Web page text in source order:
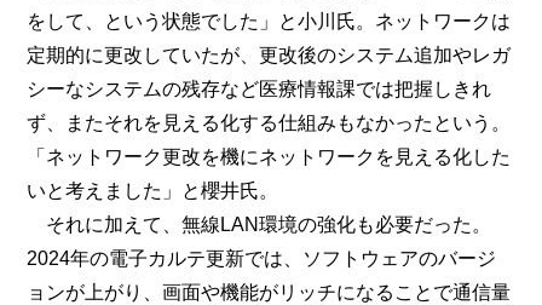
をして、という状態でした」と小川氏。ネットワークは
定期的に更改していたが、更改後のシステム追加やレガ
シーなシステムの残存など医療情報課では把握しきれ
ず、またそれを見える化する仕組みもなかったという。
「ネットワーク更改を機にネットワークを見える化した
いと考えました」と櫻井氏。
それに加えて、無線LAN環境の強化も必要だった。
2024年の電子カルテ更新では、ソフトウェアのバージ
ョンが上がり、画面や機能がリッチになることで通信量